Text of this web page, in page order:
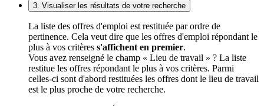
3. Visualiser les résultats de votre recherche
La liste des offres d'emploi est restituée par ordre de
pertinence. Cela veut dire que les offres d'emploi répondant le
plus à vos critères s'affichent en premier.
Vous avez renseigné le champ « Lieu de travail » ? La liste
restitue les offres répondant le plus à vos critères. Parmi
celles-ci sont d'abord restituées les offres dont le lieu de travail
est le plus proche de votre recherche.